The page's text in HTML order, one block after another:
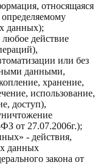
относящаяся
данных);
действие
или без
данными,
хранение,
использование,
доступ),
от 27.07.2006г.);
- действия,
данных
закона от